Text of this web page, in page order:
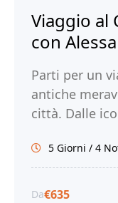
Viaggio al
con
Parti per un
antiche
città. Dalle
cultura del
viaggio al
5 Giorni / 4
Da€635